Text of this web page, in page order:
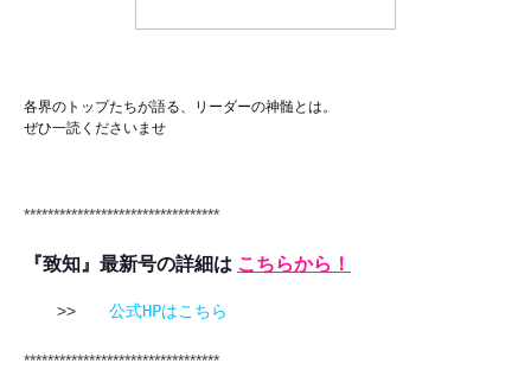
各界のトップたちが語る、リーダーの神髄とは。
ぜひ一読くださいませ
*********************************
『致知』最新号の詳細は こちらから！
>> 公式HPはこちら
*********************************